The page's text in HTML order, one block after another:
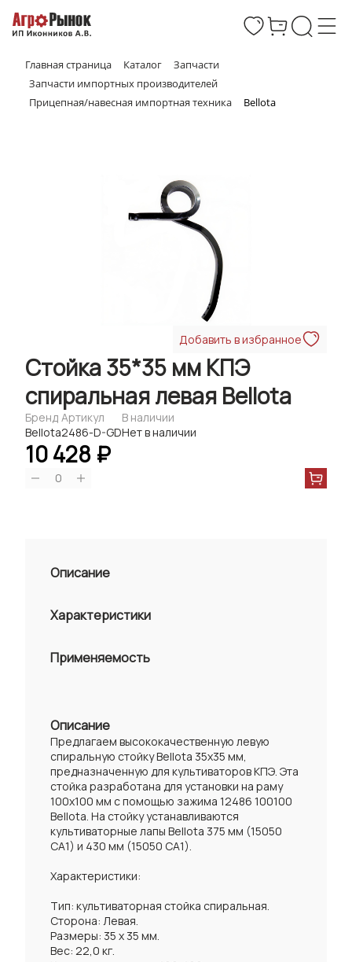
Главная страница Каталог
Запчасти
Запчасти импортных производителей
Прицепная/навесная импортная техника
Bellota
Добавить в избранное
Стойка 35*35 мм КПЭ
спиральная левая Bellota
Бренд
Bellota
Артикул
2486-D-GD
В наличии
Нет в наличии
10 428 ₽
0
Описание
Характеристики
Применяемость
Описание
Предлагаем высококачественную левую
спиральную стойку Bellota 35x35 мм,
предназначенную для культиваторов КПЭ. Эта
стойка разработана для установки на раму
100x100 мм с помощью зажима 12486 100100
Bellota. На стойку устанавливаются
культиваторные лапы Bellota 375 мм (15050
СА1) и 430 мм (15050 СА1).
Характеристики:
Тип: культиваторная стойка спиральная.
Сторона: Левая.
Размеры: 35 x 35 мм.
Вес: 22,0 кг.